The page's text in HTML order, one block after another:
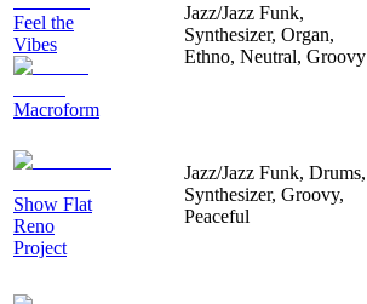
Feel the
Vibes
Macroform
Jazz/Jazz Funk,
Synthesizer, Organ,
Ethno, Neutral, Groovy
Show Flat
Reno
Project
Jazz/Jazz Funk, Drums,
Synthesizer, Groovy,
Peaceful